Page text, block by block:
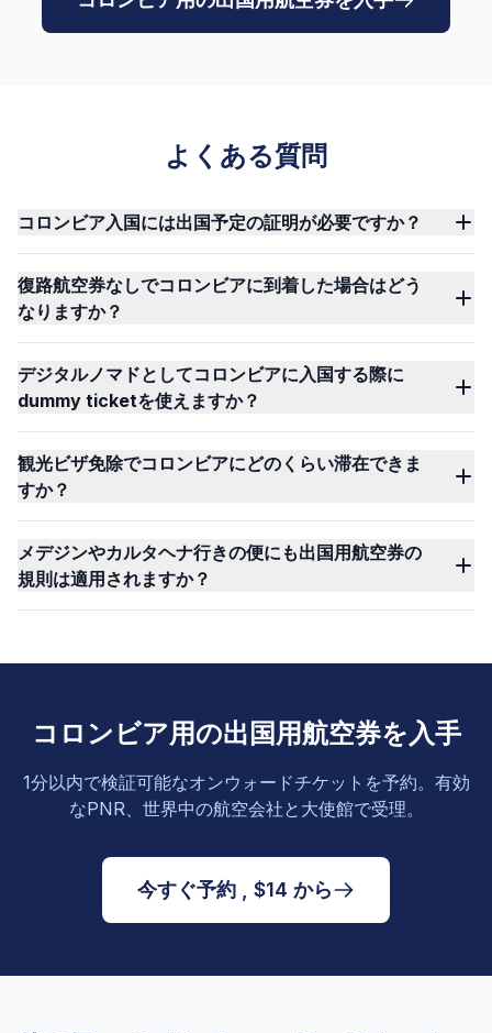
よくある質問
コロンビア入国には出国予定の証明が必要ですか？
復路航空券なしでコロンビアに到着した場合はどう
なりますか？
デジタルノマドとしてコロンビアに入国する際に
dummy ticketを使えますか？
観光ビザ免除でコロンビアにどのくらい滞在できま
すか？
メデジンやカルタヘナ行きの便にも出国用航空券の
規則は適用されますか？
コロンビア用の出国用航空券を入手
1分以内で検証可能なオンウォードチケットを予約。有効
なPNR、世界中の航空会社と大使館で受理。
今すぐ予約 , $14 から